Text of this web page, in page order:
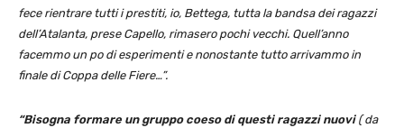
fece rientrare tutti i prestiti, io, Bettega, tutta la bandsa dei ragazzi
dell’Atalanta, prese Capello, rimasero pochi vecchi. Quell’anno
facemmo un po di esperimenti e nonostante tutto arrivammo in
finale di Coppa delle Fiere…”.
“Bisogna formare un gruppo coeso di questi ragazzi nuovi( da